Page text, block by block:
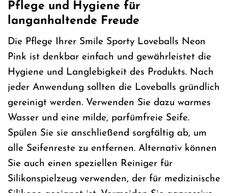
Pflege und Hygiene für
langanhaltende Freude
Die Pflege Ihrer Smile Sporty Loveballs Neon
Pink ist denkbar einfach und gewährleistet die
Hygiene und Langlebigkeit des Produkts. Nach
jeder Anwendung sollten die Loveballs gründlich
gereinigt werden. Verwenden Sie dazu warmes
Wasser und eine milde, parfümfreie Seife.
Spülen Sie sie anschließend sorgfältig ab, um
alle Seifenreste zu entfernen. Alternativ können
Sie auch einen speziellen Reiniger für
Silikonspielzeug verwenden, der für medizinische